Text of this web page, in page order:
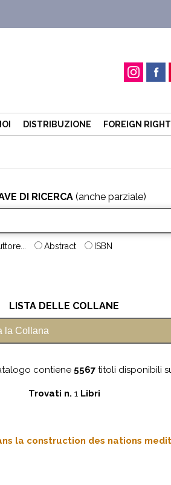
DISTRIBUZIONE FOREIGN
DI RICERCA(anche parziale)
Abstract ISBN
LISTA DELLE COLLANE
contiene 5567titoli disponibili
Trovati n. 1Libri
la construction des nations